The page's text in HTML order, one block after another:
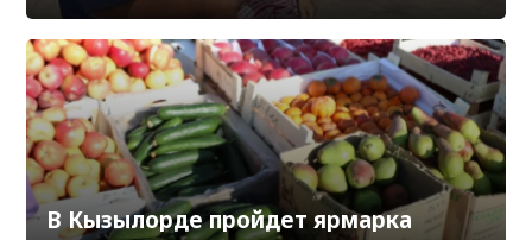
В Кызылорде пройдет ярмарка